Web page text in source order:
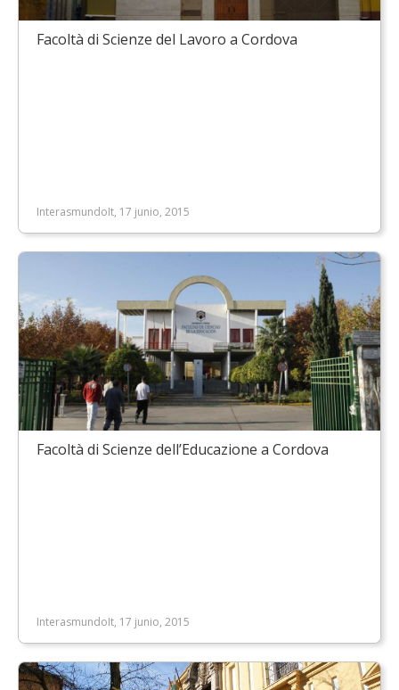
Facoltà di Scienze del Lavoro a Cordova
InterasmundoIt, 17 junio, 2015
Facoltà di Scienze dell’Educazione a Cordova
InterasmundoIt, 17 junio, 2015